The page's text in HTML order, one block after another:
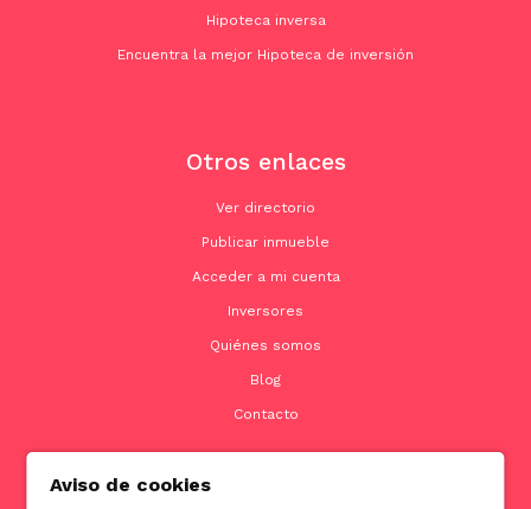
Hipoteca inversa
Encuentra la mejor Hipoteca de inversión
Otros enlaces
Ver directorio
Publicar inmueble
Acceder a mi cuenta
Inversores
Quiénes somos
Blog
Contacto
Aviso de cookies